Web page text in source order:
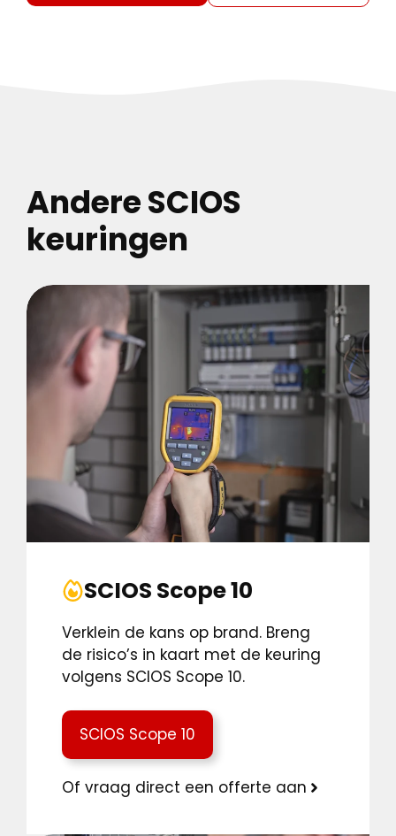
Andere SCIOS
keuringen
SCIOS Scope 10
Verklein de kans op brand. Breng
de risico’s in kaart met de keuring
volgens SCIOS Scope 10.
SCIOS Scope 10
Of vraag direct een offerte aan